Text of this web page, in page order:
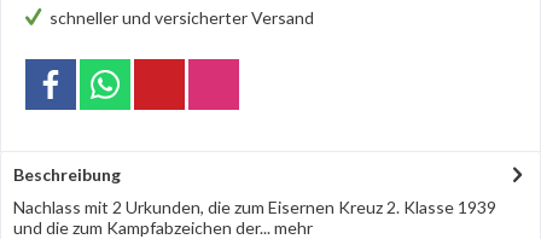
schneller und versicherter Versand
Beschreibung
Nachlass mit 2 Urkunden, die zum Eisernen Kreuz 2. Klasse 1939
und die zum Kampfabzeichen der...mehr